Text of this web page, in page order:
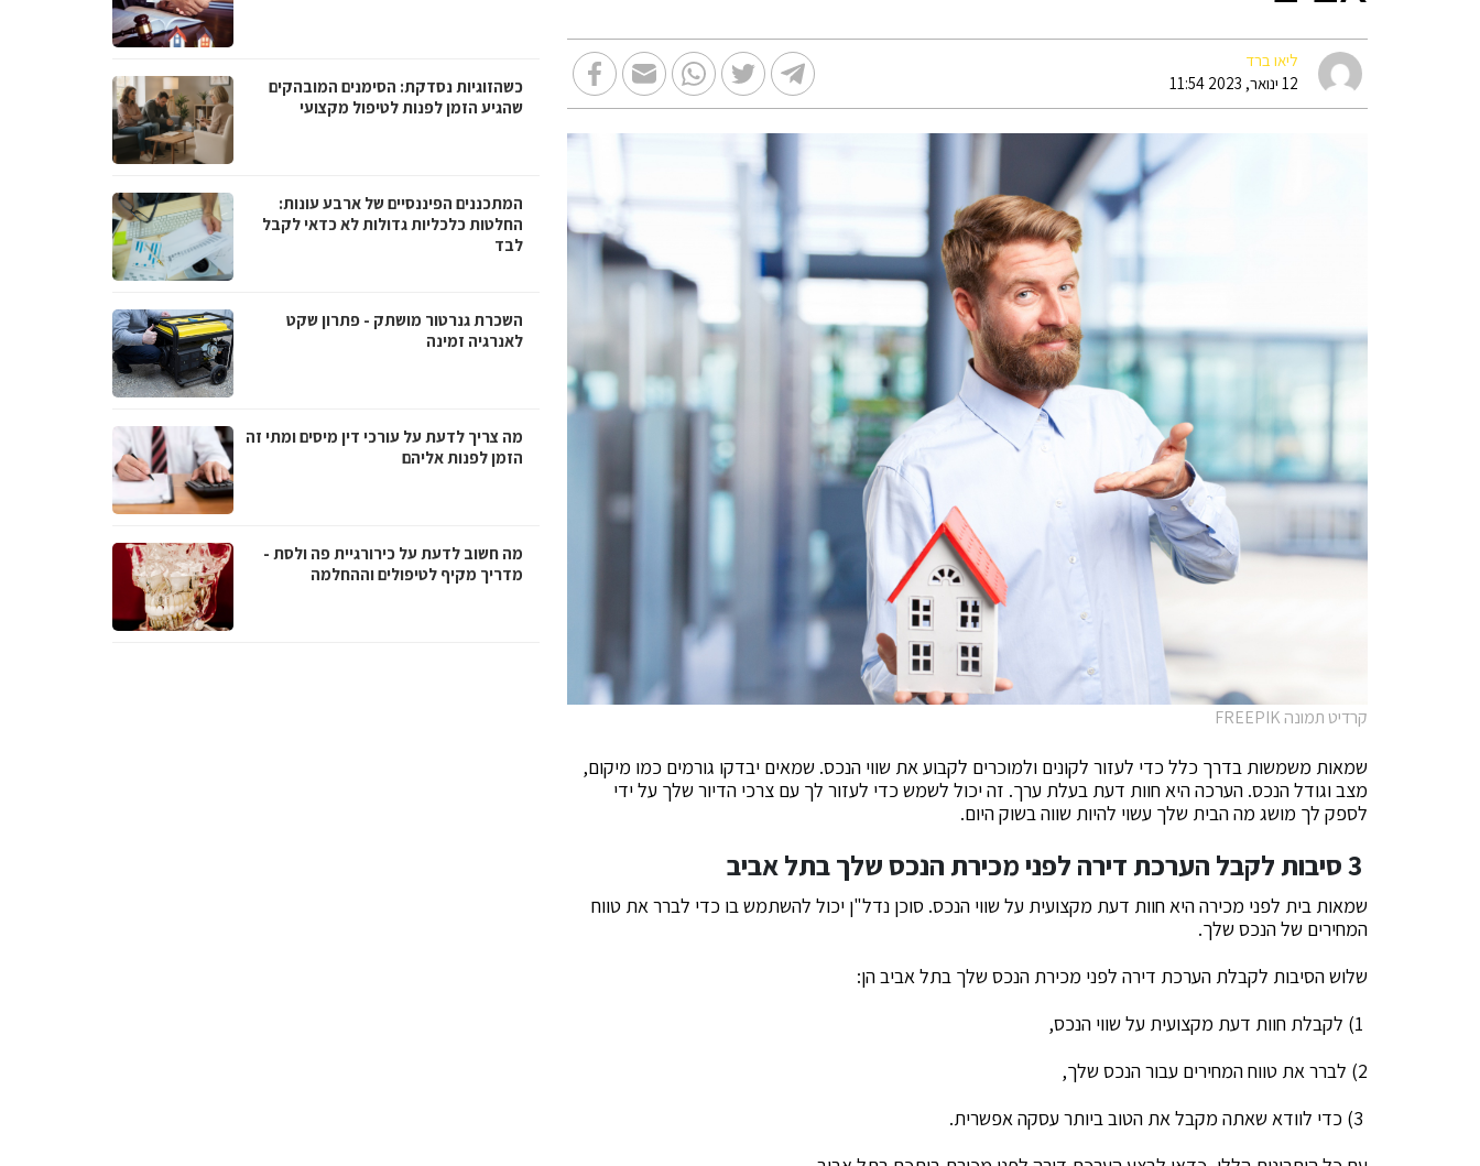
ליאו ברד
12 ינואר, 2023 11:54
קרדיט תמונה FREEPIK
שמאות משמשות בדרך כלל כדי לעזור לקונים ולמוכרים לקבוע את שווי הנכס. שמאים יבדקו גורמים כמו מיקום,
מצב וגודל הנכס. הערכה היא חוות דעת בעלת ערך. זה יכול לשמש כדי לעזור לך עם צרכי הדיור שלך על ידי
לספק לך מושג מה הבית שלך עשוי להיות שווה בשוק היום.
שמאות בית לפני מכירה היא חוות דעת מקצועית על שווי הנכס. סוכן נדל"ן יכול להשתמש בו כדי לברר את טווח
המחירים של הנכס שלך.
שלוש הסיבות לקבלת הערכת דירה לפני מכירת הנכס שלך בתל אביב הן:
2) לברר את טווח המחירים עבור הנכס שלך,
כשהזוגיות נסדקת: הסימנים המובהקים
שהגיע הזמן לפנות לטיפול מקצועי
המתכננים הפיננסיים של ארבע עונות:
החלטות כלכליות גדולות לא כדאי לקבל
לבד
השכרת גנרטור מושתק - פתרון שקט
לאנרגיה זמינה
מה צריך לדעת על עורכי דין מיסים ומתי זה
הזמן לפנות אליהם
מה חשוב לדעת על כירורגיית פה ולסת -
מדריך מקיף לטיפולים וההחלמה